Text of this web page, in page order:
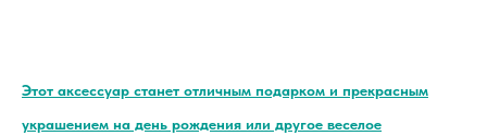
Этот аксессуар станет отличным подарком и прекрасным
украшением на день рождения или другое веселое